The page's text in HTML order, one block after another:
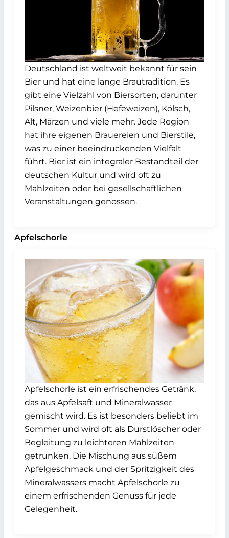
Deutschland ist weltweit bekannt für sein
Bier und hat eine lange Brautradition. Es
gibt eine Vielzahl von Biersorten, darunter
Pilsner, Weizenbier (Hefeweizen), Kölsch,
Alt, Märzen und viele mehr. Jede Region
hat ihre eigenen Brauereien und Bierstile,
was zu einer beeindruckenden Vielfalt
führt. Bier ist ein integraler Bestandteil der
deutschen Kultur und wird oft zu
Mahlzeiten oder bei gesellschaftlichen
Veranstaltungen genossen.
Apfelschorle
Apfelschorle ist ein erfrischendes Getränk,
das aus Apfelsaft und Mineralwasser
gemischt wird. Es ist besonders beliebt im
Sommer und wird oft als Durstlöscher oder
Begleitung zu leichteren Mahlzeiten
getrunken. Die Mischung aus süßem
Apfelgeschmack und der Spritzigkeit des
Mineralwassers macht Apfelschorle zu
einem erfrischenden Genuss für jede
Gelegenheit.